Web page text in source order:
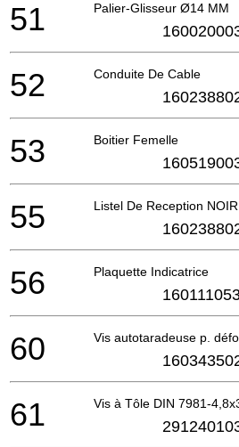
Palier-Glisseur Ø14 MM
51
Conduite De Cable
52
Boitier Femelle
53
Listel De Reception NOIR
55
Plaquette Indicatrice
56
Vis autotaradeuse p.
60
Vis à Tôle DIN 7981-
61